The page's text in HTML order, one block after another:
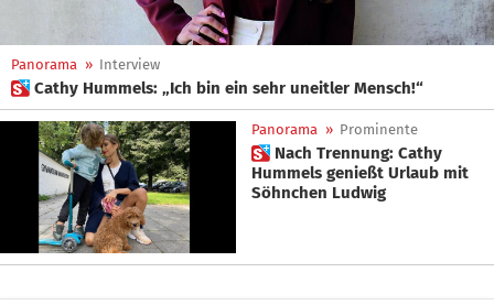
Panorama » Interview
 Cathy Hummels: „Ich bin ein sehr uneitler Mensch!“
Panorama » Prominente
 Nach Trennung: Cathy
Hummels genießt Urlaub mit
Söhnchen Ludwig